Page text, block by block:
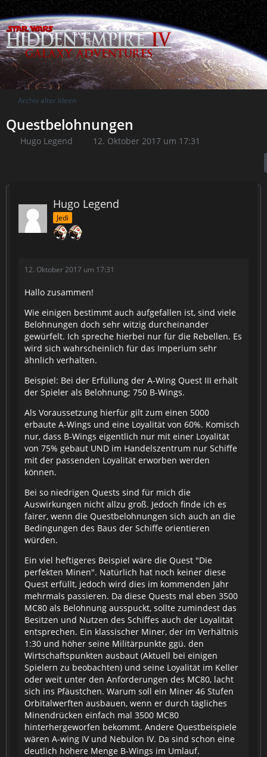
Archiv alter Ideen
Questbelohnungen
Hugo Legend 12. Oktober 2017 um 17:31
Hugo Legend
Jedi
12. Oktober 2017 um 17:31
Hallo zusammen!
Wie einigen bestimmt auch aufgefallen ist, sind viele
Belohnungen doch sehr witzig durcheinander
gewürfelt. Ich spreche hierbei nur für die Rebellen. Es
wird sich wahrscheinlich für das Imperium sehr
ähnlich verhalten.
Beispiel: Bei der Erfüllung der A-Wing Quest III erhält
der Spieler als Belohnung; 750 B-Wings.
Als Voraussetzung hierfür gilt zum einen 5000
erbaute A-Wings und eine Loyalität von 60%. Komisch
nur, dass B-Wings eigentlich nur mit einer Loyalität
von 75% gebaut UND im Handelszentrum nur Schiffe
mit der passenden Loyalität erworben werden
können.
Bei so niedrigen Quests sind für mich die
Auswirkungen nicht allzu groß. Jedoch finde ich es
fairer, wenn die Questbelohnungen sich auch an die
Bedingungen des Baus der Schiffe orientieren
würden.
Ein viel heftigeres Beispiel wäre die Quest "Die
perfekten Minen". Natürlich hat noch keiner diese
Quest erfüllt, jedoch wird dies im kommenden Jahr
mehrmals passieren. Da diese Quests mal eben 3500
MC80 als Belohnung ausspuckt, sollte zumindest das
Besitzen und Nutzen des Schiffes auch der Loyalität
entsprechen. Ein klassischer Miner, der im Verhältnis
1:30 und höher seine Militärpunkte ggü. den
Wirtschaftspunkten ausbaut (Aktuell bei einigen
Spielern zu beobachten) und seine Loyalität im Keller
oder weit unter den Anforderungen des MC80, lacht
sich ins Pfäustchen. Warum soll ein Miner 46 Stufen
Orbitalwerften ausbauen, wenn er durch tägliches
Minendrücken einfach mal 3500 MC80
hinterhergeworfen bekommt. Andere Questbeispiele
wären A-wing IV und Nebulon IV. Da sind schon eine
deutlich höhere Menge B-Wings im Umlauf.